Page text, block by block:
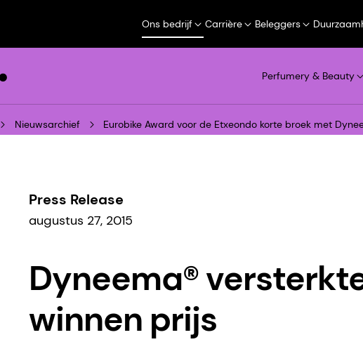
Ons bedrijf Carrière Beleggers
Perfumery & Beauty
Nieuwsarchief Eurobike Award voor de Etxeondo korte broek met
Press Release
augustus 27, 2015
Dyneema®
winnen prijs